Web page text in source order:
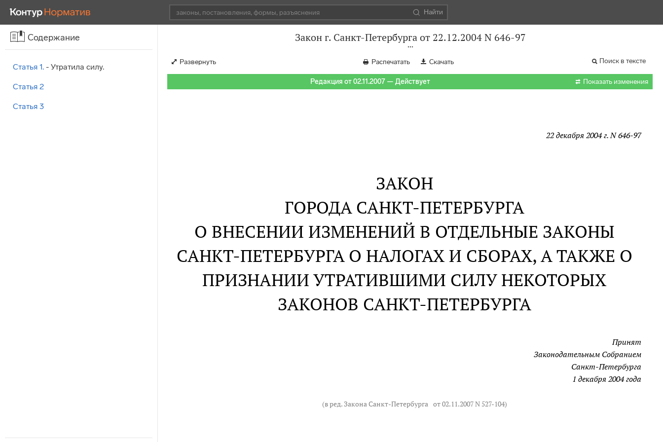
Найти
Содержание
Статья 1. - Утратила силу.
Статья 2
Статья 3
Закон г. Санкт-Петербурга от 22.12.2004 N 646-97
Развернуть Распечатать Скачать Поиск в тексте
Редакция от 02.11.2007 — Действует  Показать изменения
22 декабря 2004 г. N 646-97
ЗАКОН
ГОРОДА САНКТ-ПЕТЕРБУРГА
О ВНЕСЕНИИ ИЗМЕНЕНИЙ В ОТДЕЛЬНЫЕ ЗАКОНЫ
САНКТ-ПЕТЕРБУРГА О НАЛОГАХ И СБОРАХ, А ТАКЖЕ О
ПРИЗНАНИИ УТРАТИВШИМИ СИЛУ НЕКОТОРЫХ
ЗАКОНОВ САНКТ-ПЕТЕРБУРГА
Принят
Законодательным Собранием
Санкт-Петербурга
1 декабря 2004 года
(в ред. Закона Санкт-Петербурга от 02.11.2007 N 527-104)